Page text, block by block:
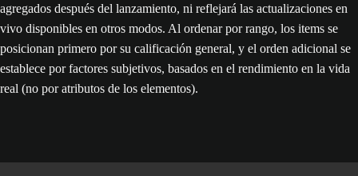
agregados después del lanzamiento, ni reflejará las actualizaciones en
vivo disponibles en otros modos. Al ordenar por rango, los items se
posicionan primero por su calificación general, y el orden adicional se
establece por factores subjetivos, basados en el rendimiento en la vida
real (no por atributos de los elementos).